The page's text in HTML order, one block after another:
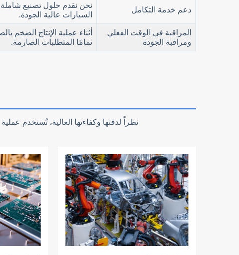
دعم خدمة التكامل
نحن نقدم حلول تصنيع
السيارات عالية الجودة.
المراقبة في الوقت الفعلي
ومراقبة الجودة
أثناء عملية الإنتاج الضخم
تمامًا المتطلبات الصارمة.
نظراً لدقتها وكفاءتها العالية، تُستخدم